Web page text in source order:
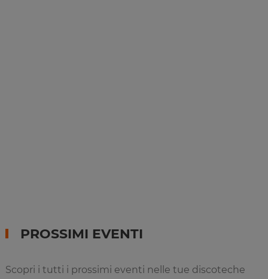
PROSSIMI EVENTI
Scopri i tutti i prossimi eventi nelle tue discoteche